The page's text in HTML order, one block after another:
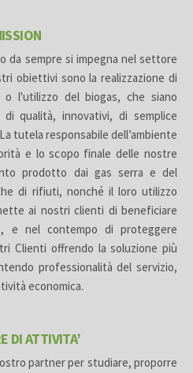
da sempre si impegna nel settore
obiettivi sono la realizzazione di
l'utilizzo del biogas, che siano
qualità, innovativi, di semplice
tutela responsabile dell’ambiente
e lo scopo finale delle nostre
prodotto dai gas serra e del
di rifiuti, nonché il loro utilizzo
ai nostri clienti di beneficiare
e nel contempo di proteggere
Clienti offrendo la soluzione più
professionalità del servizio,
economica.
DI ATTIVITA’
partner per studiare, proporre